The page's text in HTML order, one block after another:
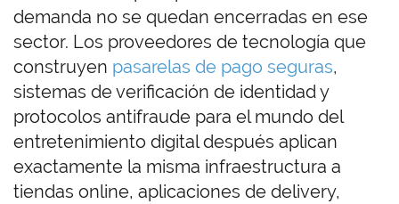
demanda no se quedan encerradas en ese
sector. Los proveedores de tecnología que
construyen pasarelas de pago seguras,
sistemas de verificación de identidad y
protocolos antifraude para el mundo del
entretenimiento digital después aplican
exactamente la misma infraestructura a
tiendas online, aplicaciones de delivery,